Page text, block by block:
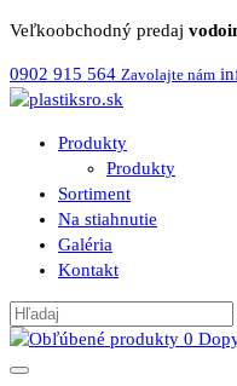
Veľkoobchodný predaj
0902 915 564 Zavolajte nám
Produkty
Produkty
Sortiment
Na stiahnutie
Galéria
Kontakt
0